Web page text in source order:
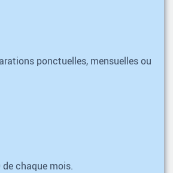
ponctuelles, mensuelles ou
chaque mois.